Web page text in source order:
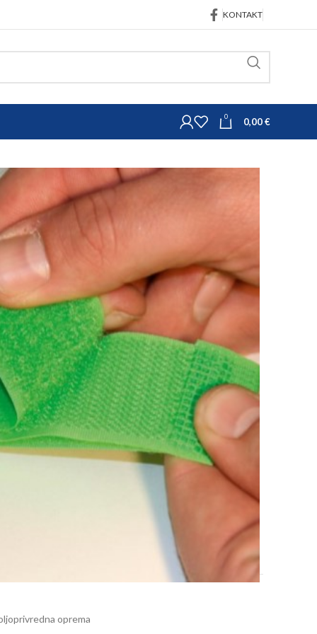
KONTAKT
0 0,00€
Oprema za veterinu
krave s čičkom 10
10 dana.
oprema